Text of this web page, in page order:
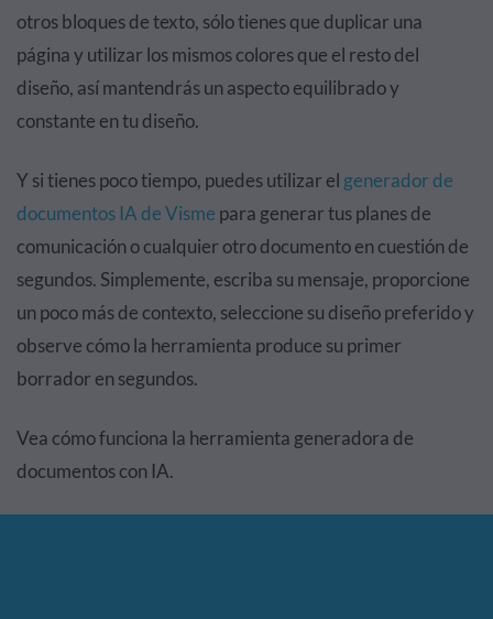
otros bloques de texto, sólo tienes que duplicar una
página y utilizar los mismos colores que el resto del
diseño, así mantendrás un aspecto equilibrado y
constante en tu diseño.
Y si tienes poco tiempo, puedes utilizar el generador de
documentos IA de Visme para generar tus planes de
comunicación o cualquier otro documento en cuestión de
segundos. Simplemente, escriba su mensaje, proporcione
un poco más de contexto, seleccione su diseño preferido y
observe cómo la herramienta produce su primer
borrador en segundos.
Vea cómo funciona la herramienta generadora de
documentos con IA.